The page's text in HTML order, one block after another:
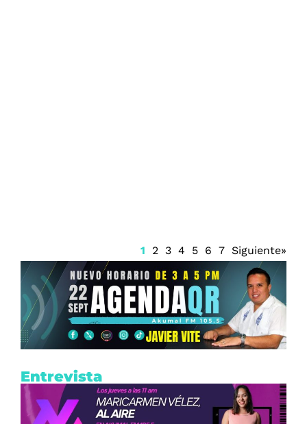
1 2 3 4 5 6 7 Siguiente»
Entrevista